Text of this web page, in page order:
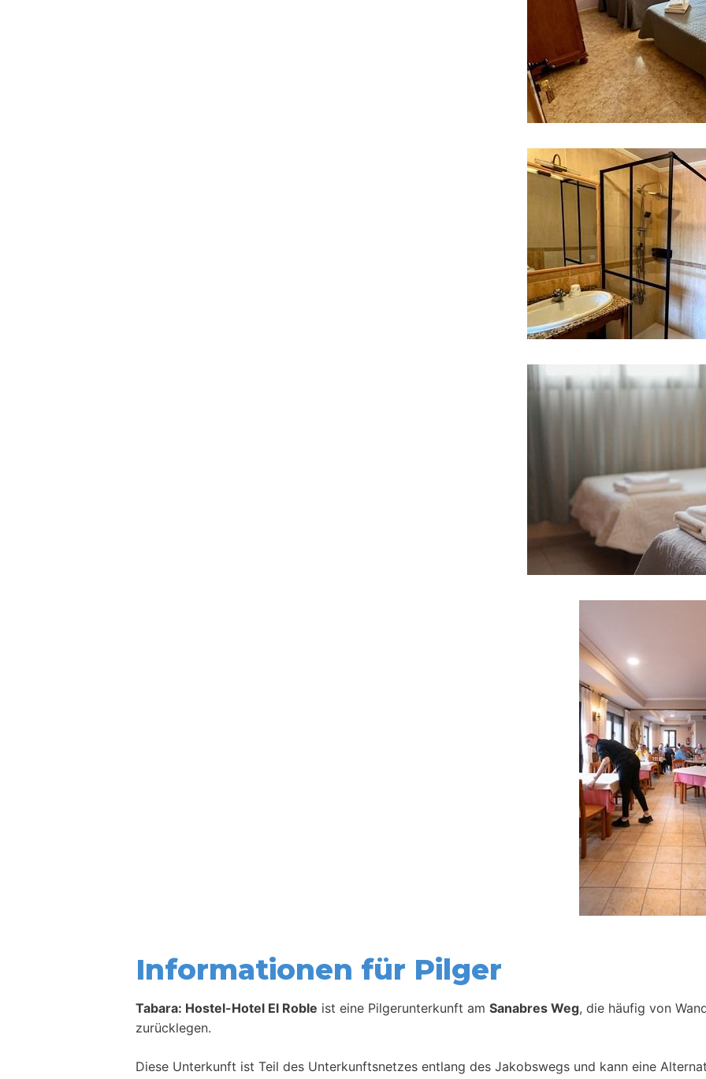
Informationen für Pilger
Tabara: Hostel-Hotel El Roble ist eine Pilgerunterkunft am Sanabres Weg, die häufig von
zurücklegen.
Diese Unterkunft ist Teil des Unterkunftsnetzes entlang des Jakobswegs und kann eine